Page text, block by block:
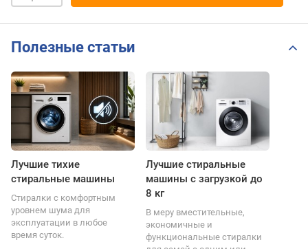
Полезные статьи
Лучшие тихие
стиральные машины
Стиралки с комфортным
уровнем шума для
эксплуатации в любое
время суток.
Лучшие стиральные
машины с загрузкой до
8 кг
В меру вместительные,
экономичные и
функциональные стиралки